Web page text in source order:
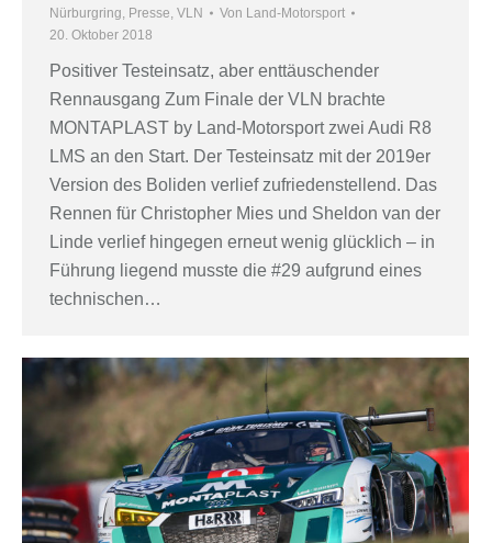
Nürburgring, Presse, VLN Von Land-Motorsport
20. Oktober 2018
Positiver Testeinsatz, aber enttäuschender
Rennausgang Zum Finale der VLN brachte
MONTAPLAST by Land-Motorsport zwei Audi R8
LMS an den Start. Der Testeinsatz mit der 2019er
Version des Boliden verlief zufriedenstellend. Das
Rennen für Christopher Mies und Sheldon van der
Linde verlief hingegen erneut wenig glücklich – in
Führung liegend musste die #29 aufgrund eines
technischen…